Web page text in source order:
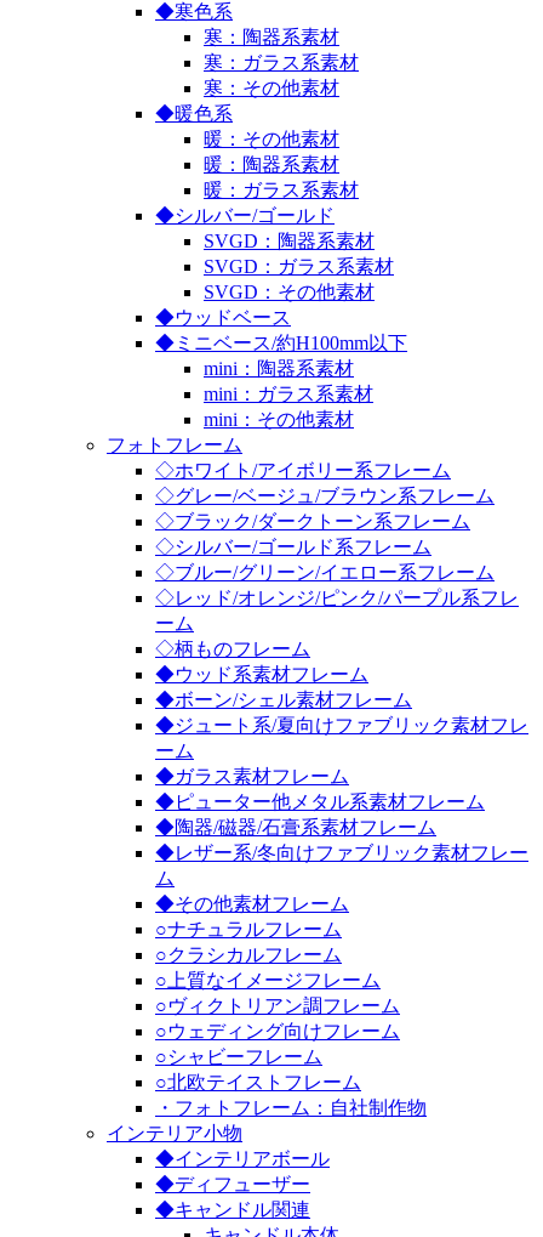
◆寒色系
寒：陶器系素材
寒：ガラス系素材
寒：その他素材
◆暖色系
暖：その他素材
暖：陶器系素材
暖：ガラス系素材
◆シルバー/ゴールド
SVGD：陶器系素材
SVGD：ガラス系素材
SVGD：その他素材
◆ウッドベース
◆ミニベース/約H100mm以下
mini：陶器系素材
mini：ガラス系素材
mini：その他素材
フォトフレーム
◇ホワイト/アイボリー系フレーム
◇グレー/ベージュ/ブラウン系フレーム
◇ブラック/ダークトーン系フレーム
◇シルバー/ゴールド系フレーム
◇ブルー/グリーン/イエロー系フレーム
◇レッド/オレンジ/ピンク/パープル系フレ
ーム
◇柄ものフレーム
◆ウッド系素材フレーム
◆ボーン/シェル素材フレーム
◆ジュート系/夏向けファブリック素材フレ
ーム
◆ガラス素材フレーム
◆ピューター他メタル系素材フレーム
◆陶器/磁器/石膏系素材フレーム
◆レザー系/冬向けファブリック素材フレー
ム
◆その他素材フレーム
○ナチュラルフレーム
○クラシカルフレーム
○上質なイメージフレーム
○ヴィクトリアン調フレーム
○ウェディング向けフレーム
○シャビーフレーム
○北欧テイストフレーム
・フォトフレーム：自社制作物
インテリア小物
◆インテリアボール
◆ディフューザー
◆キャンドル関連